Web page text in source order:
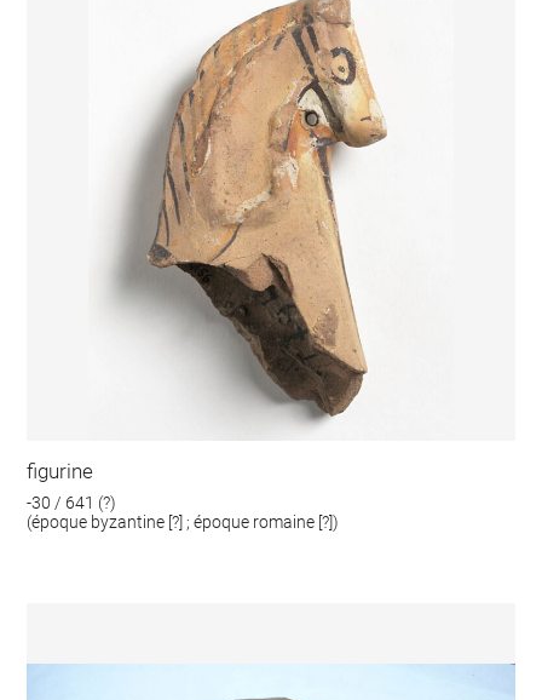
figurine
-30 / 641 (?)
(époque byzantine [?] ; époque romaine [?])